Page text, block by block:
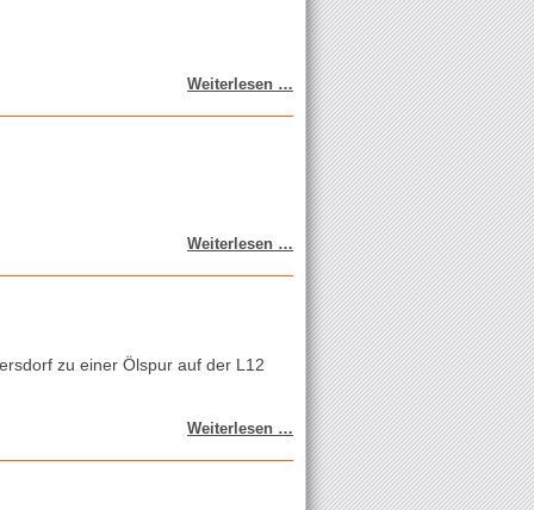
Weiterlesen … Verschmutzte
Fahrbahn
Weiterlesen … Verschmutzte
Fahrbahn
zu einer Ölspur auf der L12
Weiterlesen … Ölspur
Richtung
Auersthal